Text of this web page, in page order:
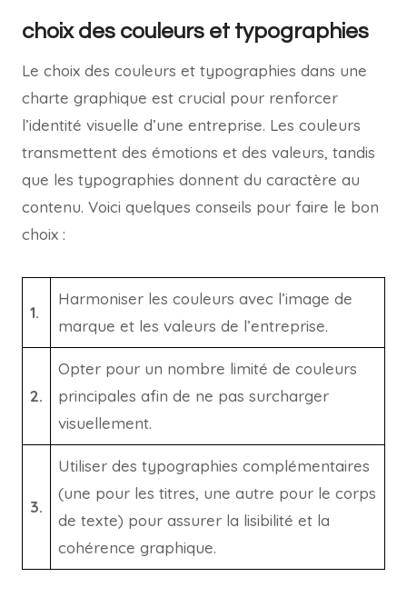
choix des couleurs et typographies
Le choix des couleurs et typographies dans une
charte graphique est crucial pour renforcer
l’identité visuelle d’une entreprise. Les couleurs
transmettent des émotions et des valeurs, tandis
que les typographies donnent du caractère au
contenu. Voici quelques conseils pour faire le bon
choix :
1.
Harmoniser les couleurs avec l’image de
marque et les valeurs de l’entreprise.
2.
Opter pour un nombre limité de couleurs
principales afin de ne pas surcharger
visuellement.
3.
Utiliser des typographies complémentaires
(une pour les titres, une autre pour le corps
de texte) pour assurer la lisibilité et la
cohérence graphique.